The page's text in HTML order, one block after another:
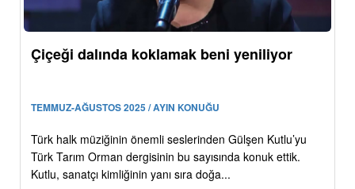
Çiçeği dalında koklamak beni yeniliyor
TEMMUZ-AĞUSTOS 2025 / AYIN KONUĞU
Türk halk müziğinin önemli seslerinden Gülşen Kutlu’yu
Türk Tarım Orman dergisinin bu sayısında konuk ettik.
Kutlu, sanatçı kimliğinin yanı sıra doğa...